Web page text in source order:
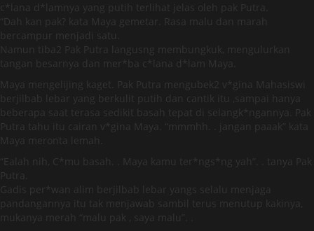
c*lana d*lamnya yang putih terlihat jelas oleh pak Putra.
“Dah kan pak? kata Maya gemetar. Rasa malu dan marah
bercampur menjadi satu.
Namun tiba2 Pak Putra langusng membungkuk, mengulurkan
tangan besarnya dan mer*ba c*lana d*lam Maya.
Maya mengelijing kaget. Pak Putra mengubek2 v*gina Mahasiswi
berjilbab lebar yang berkulit putih dan cantik itu ,sampai hanya
beberapa saat terasa sedikit basah tepat di selangk*ngannya. Pak
Putra tahu itu cairan v*gina Maya. “mmmhh. . jangan paaak” kata
Maya meronta lemah.
“Ealah nih, C*mu basah. . Maya kamu ter*ngs*ng yah”. . tanya Pak
Putra.
Gadis per*wan alim berjilbab lebar yangs selalu menjaga
pandangannya itu tak menjawab sambil terus menutup kakinya,
mukanya merah “malu pak , saya malu”. .